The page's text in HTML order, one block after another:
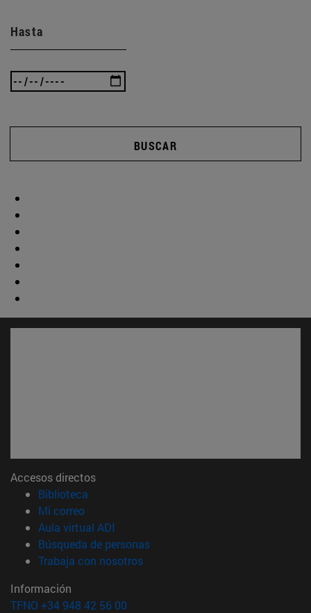
Hasta
BUSCAR
Accesos directos
Biblioteca
Mi correo(abre en nueva ventana)
Aula virtual ADI
Búsqueda de personas(abre en nueva ventana)
Trabaja con nosotros(abre en nueva ventana)
Información
TFNO +34 948 42 56 00